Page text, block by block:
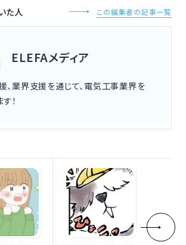
た人 この編集者の記事一覧
ELEFAメディア
、業界支援を通じて、電気工事業界を
！